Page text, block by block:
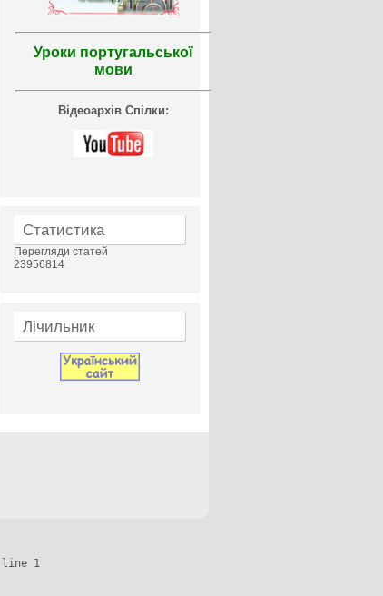
Уроки португальської
мови
Відеоархів Спілки:
Статистика
Перегляди статей
23956814
Лічильник
1